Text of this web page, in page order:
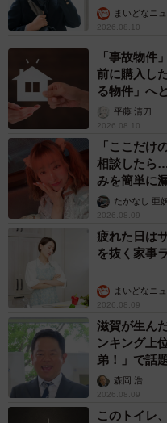
せた猛者の投稿もありまし
れていませんでした。実際
画像もネットにはあり、
うです。洗濯できない点
入する際の参考してくださ
まいどなニ
2026.08.10
「事故物
前に購入し
る物件」へ
が解説平藤 清刀
2026.08.10
「ここだけ
相談したら…他
みを簡単に
ャストに取材
たかなし 亜
2026.08.09
疲れた日は
を抜く家事
まいどなニ
2026.08.09
滋賀が生ん
ンキング上
弟！」で話
森岡 浩
2026.08.09
このトイレ